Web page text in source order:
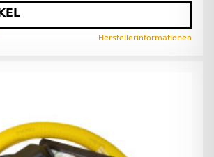
Herstellerinformationen